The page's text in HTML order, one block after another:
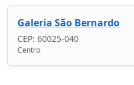
Galeria São Bernardo
CEP: 60025-040
Centro